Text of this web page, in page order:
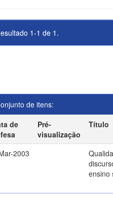
1-1 de 1.
de itens:
de
Pré-
visualização
Título
2003
ensino